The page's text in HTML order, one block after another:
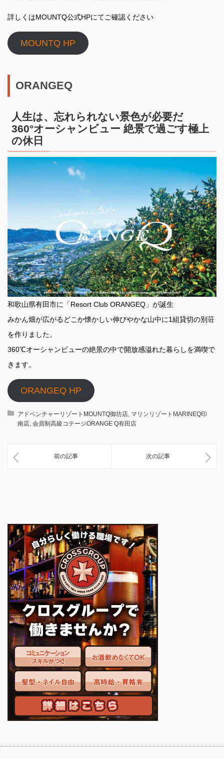
詳しくはMOUNTQ公式HPにてご確認ください
MOUNTQ HP
ORANGEQ
人生は、忘れられない景色が必要だ
360°オーシャンビュー 絶景で過ごす極上
の休日
和歌山県有田市に「Resort Club ORANGEQ」が誕生
みかん畑が広がるどこか懐かしい伸びやかな山中に1組貸切の別荘
を作りました。
360℃オーシャンビューの絶景の中で開放感溢れた暮らしを満喫で
きます。
ORANGEQ HP
アドベンチャーリゾートMOUNTQ御坊店, マリンリゾートMARINEQ印
南店, 会員制高級コテージORANGE Q有田店
前の記事 次の記事